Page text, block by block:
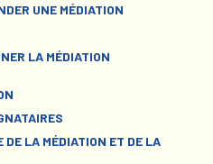
UNE MÉDIATION
LA MÉDIATION
DE LA MÉDIATION ET DE LA